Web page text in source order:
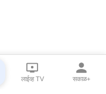
लाईव्ह TV सकाळ+